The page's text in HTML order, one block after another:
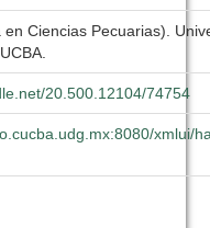
en Ciencias Pecuarias).
20.500.12104/74754
xmlui/